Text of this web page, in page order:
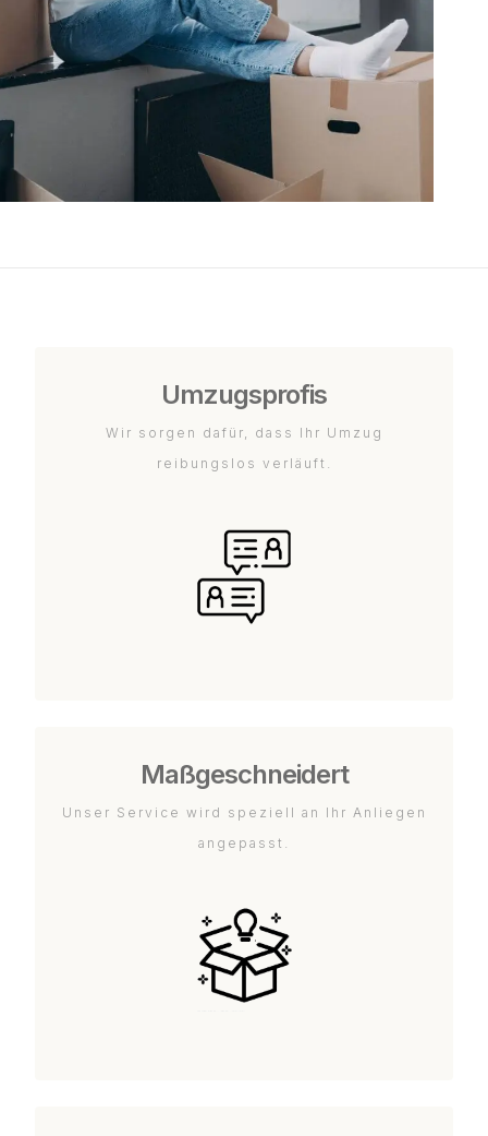
Umzugsprofis
Wir sorgen dafür, dass Ihr Umzug
reibungslos verläuft.
Maßgeschneidert
Unser Service wird speziell an Ihr Anliegen
angepasst.